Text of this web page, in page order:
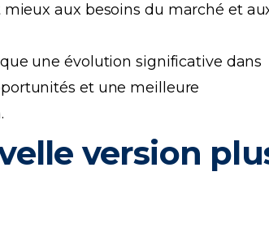
aux besoins du marché et
une évolution significative dans
et une meilleure
version